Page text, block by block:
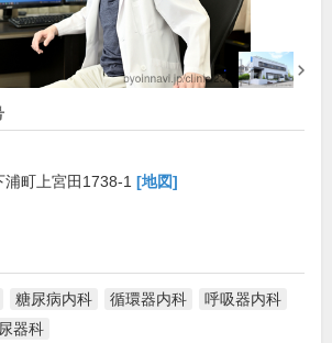
町上宮田1738-1 [地図]
糖尿病内科 循環器内科
呼吸器内科
器科